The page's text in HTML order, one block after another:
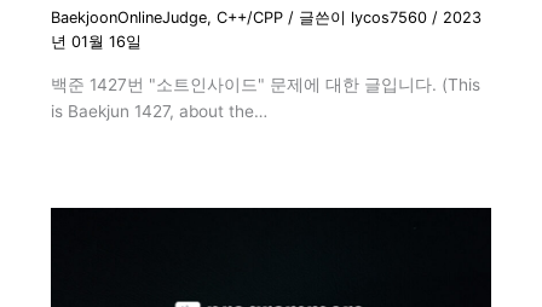
BaekjoonOnlineJudge, C++/CPP/ 글쓴이 lycos7560 / 2023
년 01월 16일
백준 1427번 "소트인사이드" 문제에 대한 글입니다. (This
is Baekjun 1427, about the…